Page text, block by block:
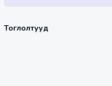
Тоглолтууд